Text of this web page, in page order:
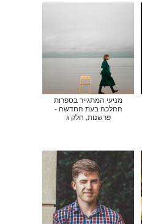
מניעי המתגייר בספרות
ההלכה בעת החדשה -
פרשנות, חלק ג